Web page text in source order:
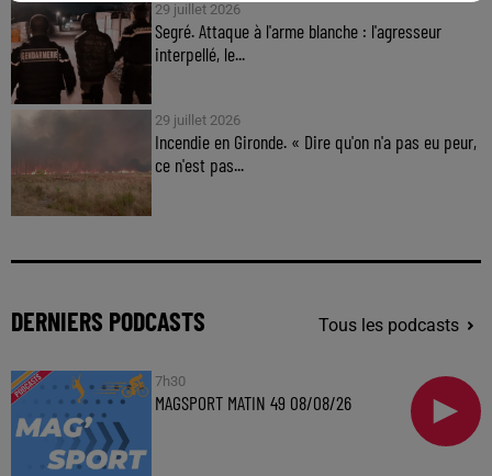
29 juillet 2026
Segré. Attaque à l'arme blanche : l'agresseur
interpellé, le...
29 juillet 2026
Incendie en Gironde. « Dire qu'on n'a pas eu peur,
ce n'est pas...
DERNIERS PODCASTS Tous les podcasts
7h30
MAGSPORT MATIN 49 08/08/26